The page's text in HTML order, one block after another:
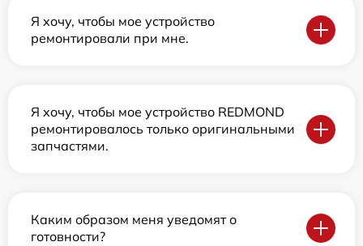
Я хочу, чтобы мое устройство
ремонтировали при мне.
Я хочу, чтобы мое устройство REDMOND
ремонтировалось только оригинальными
запчастями.
Каким образом меня уведомят о
готовности?